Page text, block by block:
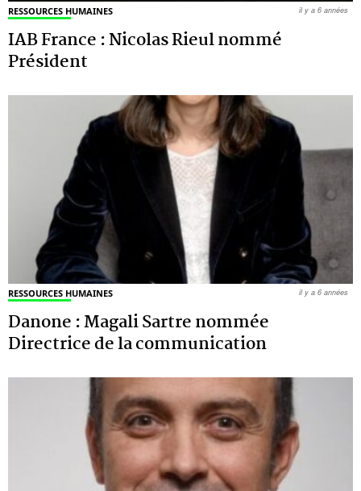
RESSOURCES HUMAINES
IAB France : Nicolas Rieul nommé
Président
il y a 6 années
RESSOURCES HUMAINES
Danone : Magali Sartre nommée
Directrice de la communication
il y a 6 années